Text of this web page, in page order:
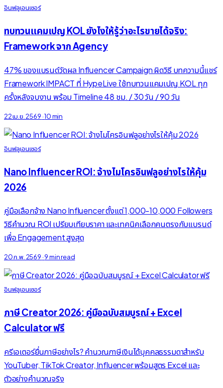
อินฟลูเอนเซอร์
ทบทวนแคมเปญ KOL ยังไงให้รู้ว่าอะไรขายได้จริง:
Framework จาก Agency
47% ของแบรนด์วัดผล Influencer Campaign ผิดวิธี บทความนี้แชร์
Framework IMPACT ที่ HypeLive ใช้ทบทวนแคมเปญ KOL ทุก
ครั้งหลังจบงาน พร้อม Timeline 48 ชม. / 30 วัน / 90 วัน
22 เม.ย. 2569·10 min
อินฟลูเอนเซอร์
Nano Influencer ROI: จ้างไมโครอินฟลูอย่างไรให้คุ้ม
2026
คู่มือเลือกจ้าง Nano Influencer ตั้งแต่ 1,000-10,000 Followers
วิธีคำนวณ ROI เปรียบเทียบราคา และเทคนิคเลือกคนตรงกับแบรนด์
เพื่อ Engagement สูงสุด
20 ก.พ. 2569·9 min read
อินฟลูเอนเซอร์
ภาษี Creator 2026: คู่มือฉบับสมบูรณ์ + Excel
Calculator ฟรี
ครีเอเตอร์ยื่นภาษีอย่างไร? คำนวณภาษีเงินได้บุคคลธรรมดาสำหรับ
YouTuber, TikTok Creator, Influencer พร้อมสูตร Excel และ
ตัวอย่างคำนวณจริง